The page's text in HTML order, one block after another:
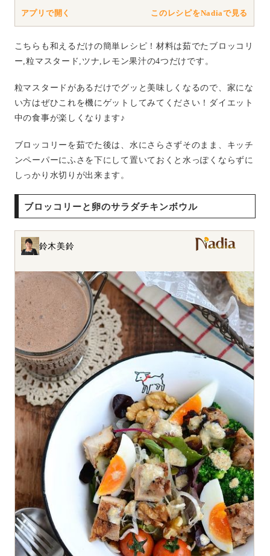
アプリで開く このレシピをNadiaで見る
こちらも和えるだけの簡単レシピ！材料は茹でたブロッコリ
ー,粒マスタード,ツナ,レモン果汁の4つだけです。
粒マスタードがあるだけでグッと美味しくなるので、家にな
い方はぜひこれを機にゲットしてみてください！ダイエット
中の食事が楽しくなります♪
ブロッコリーを茹でた後は、水にさらさずそのまま、キッチ
ンペーパーにふさを下にして置いておくと水っぽくならずに
しっかり水切りが出来ます。
ブロッコリーと卵のサラダチキンボウル
鈴木美鈴